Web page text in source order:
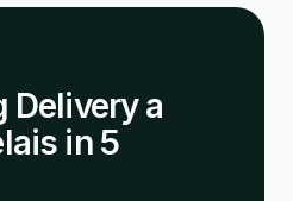
Delivery a
in 5